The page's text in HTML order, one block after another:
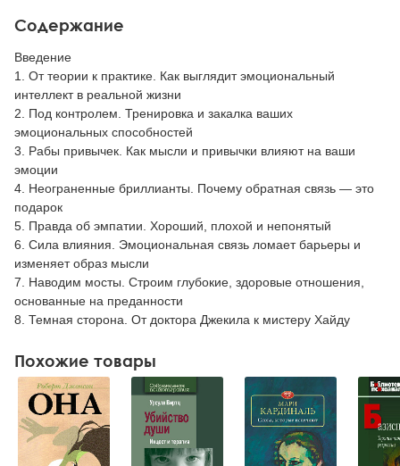
Содержание
Введение
1. От теории к практике. Как выглядит эмоциональный
интеллект в реальной жизни
2. Под контролем. Тренировка и закалка ваших
эмоциональных способностей
3. Рабы привычек. Как мысли и привычки влияют на ваши
эмоции
4. Неограненные бриллианты. Почему обратная связь — это
подарок
5. Правда об эмпатии. Хороший, плохой и непонятый
6. Сила влияния. Эмоциональная связь ломает барьеры и
изменяет образ мысли
7. Наводим мосты. Строим глубокие, здоровые отношения,
основанные на преданности
8. Темная сторона. От доктора Джекила к мистеру Хайду
Похожие товары